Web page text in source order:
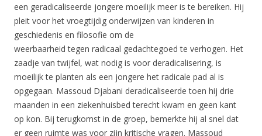
een geradicaliseerde jongere moeilijk meer is te bereiken. Hij
pleit voor het vroegtijdig onderwijzen van kinderen in
geschiedenis en filosofie om de
weerbaarheid tegen radicaal gedachtegoed te verhogen. Het
zaadje van twijfel, wat nodig is voor deradicalisering, is
moeilijk te planten als een jongere het radicale pad al is
opgegaan. Massoud Djabani deradicaliseerde toen hij drie
maanden in een ziekenhuisbed terecht kwam en geen kant
op kon. Bij terugkomst in de groep, bemerkte hij al snel dat
er geen ruimte was voor zijn kritische vragen. Massoud